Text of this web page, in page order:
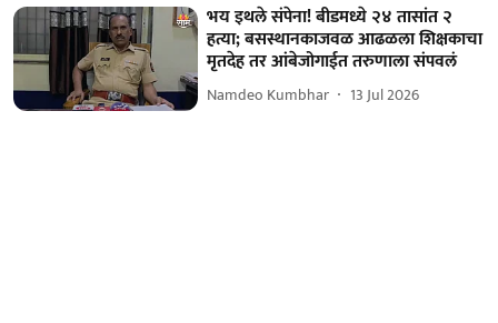
भय इथले संपेना! बीडमध्ये २४ तासांत २
हत्या; बसस्थानकाजवळ आढळला शिक्षकाचा
मृतदेह तर आंबेजोगाईत तरुणाला संपवलं
Namdeo Kumbhar 13 Jul 2026